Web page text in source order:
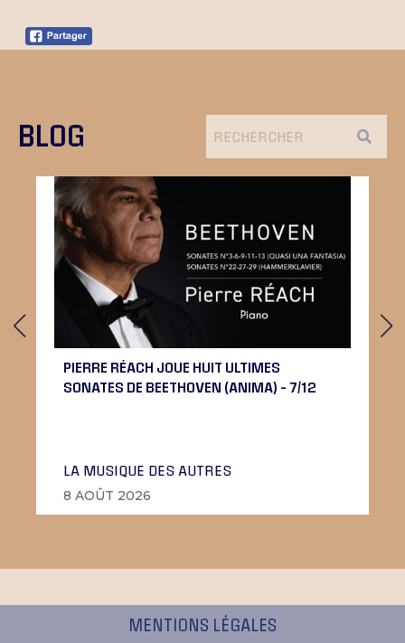
BLOG
PIERRE RÉACH JOUE HUIT ULTIMES
SONATES DE BEETHOVEN (ANIMA) – 7/12
LA MUSIQUE DES AUTRES
8 AOÛT 2026
MENTIONS LÉGALES